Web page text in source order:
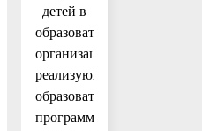
детей в
образовательные
организации,
реализующие
образовательную
программу